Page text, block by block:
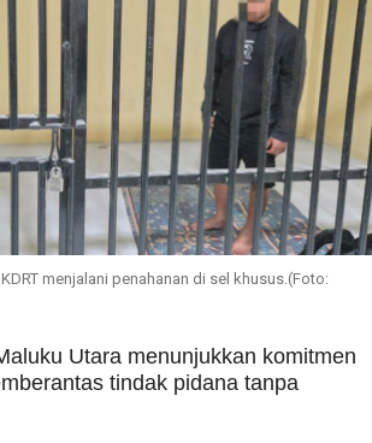
menjalani penahanan di sel khusus.(Foto:
Utara menunjukkan komitmen
tindak pidana tanpa